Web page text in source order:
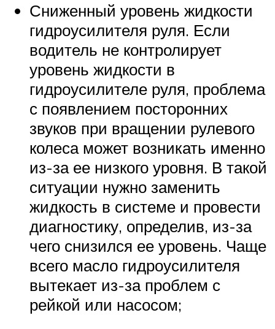
Сниженный уровень жидкости
гидроусилителя руля. Если
водитель не контролирует
уровень жидкости в
гидроусилителе руля, проблема
с появлением посторонних
звуков при вращении рулевого
колеса может возникать именно
из-за ее низкого уровня. В такой
ситуации нужно заменить
жидкость в системе и провести
диагностику, определив, из-за
чего снизился ее уровень. Чаще
всего масло гидроусилителя
вытекает из-за проблем с
рейкой или насосом;